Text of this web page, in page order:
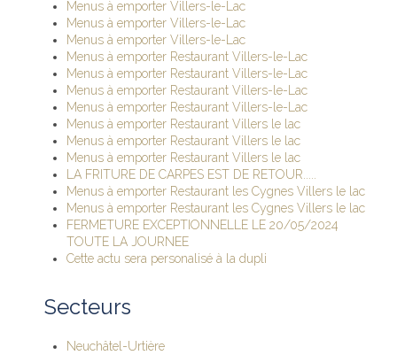
Menus à emporter Villers-le-Lac
Menus à emporter Villers-le-Lac
Menus à emporter Villers-le-Lac
Menus à emporter Restaurant Villers-le-Lac
Menus à emporter Restaurant Villers-le-Lac
Menus à emporter Restaurant Villers-le-Lac
Menus à emporter Restaurant Villers-le-Lac
Menus à emporter Restaurant Villers le lac
Menus à emporter Restaurant Villers le lac
Menus à emporter Restaurant Villers le lac
LA FRITURE DE CARPES EST DE RETOUR.....
Menus à emporter Restaurant les Cygnes Villers le lac
Menus à emporter Restaurant les Cygnes Villers le lac
FERMETURE EXCEPTIONNELLE LE 20/05/2024
TOUTE LA JOURNEE
Cette actu sera personalisé à la dupli
Secteurs
Neuchâtel-Urtière